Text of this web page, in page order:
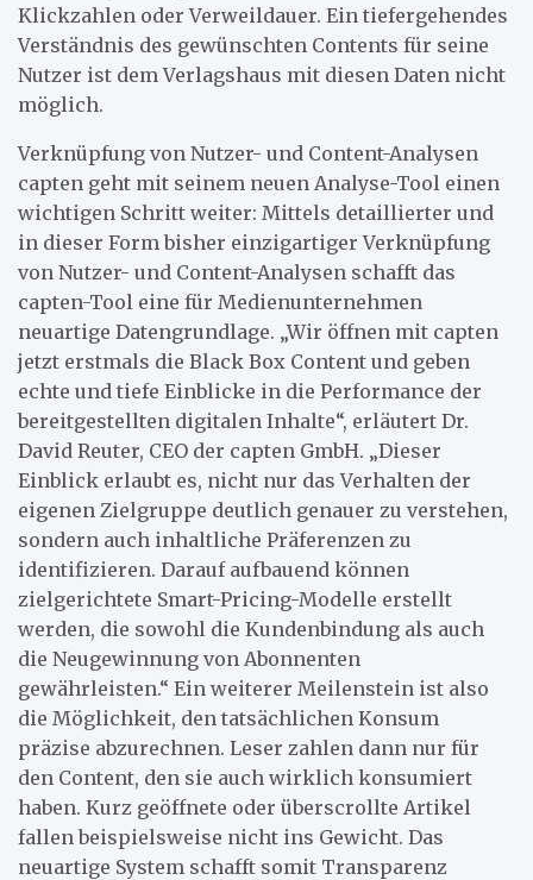
Klickzahlen oder Verweildauer. Ein tiefergehendes
Verständnis des gewünschten Contents für seine
Nutzer ist dem Verlagshaus mit diesen Daten nicht
möglich.
Verknüpfung von Nutzer- und Content-Analysen
capten geht mit seinem neuen Analyse-Tool einen
wichtigen Schritt weiter: Mittels detaillierter und
in dieser Form bisher einzigartiger Verknüpfung
von Nutzer- und Content-Analysen schafft das
capten-Tool eine für Medienunternehmen
neuartige Datengrundlage. „Wir öffnen mit capten
jetzt erstmals die Black Box Content und geben
echte und tiefe Einblicke in die Performance der
bereitgestellten digitalen Inhalte“, erläutert Dr.
David Reuter, CEO der capten GmbH. „Dieser
Einblick erlaubt es, nicht nur das Verhalten der
eigenen Zielgruppe deutlich genauer zu verstehen,
sondern auch inhaltliche Präferenzen zu
identifizieren. Darauf aufbauend können
zielgerichtete Smart-Pricing-Modelle erstellt
werden, die sowohl die Kundenbindung als auch
die Neugewinnung von Abonnenten
gewährleisten.“ Ein weiterer Meilenstein ist also
die Möglichkeit, den tatsächlichen Konsum
präzise abzurechnen. Leser zahlen dann nur für
den Content, den sie auch wirklich konsumiert
haben. Kurz geöffnete oder überscrollte Artikel
fallen beispielsweise nicht ins Gewicht. Das
neuartige System schafft somit Transparenz